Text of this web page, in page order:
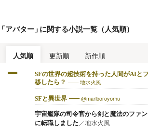
アバター 」に関する小説一覧（人気順）
人気順 更新順 新作順
SFの世界の超技術を持った人間がAIと
移したら？
地水火風
SFと異世界 @marlboroyomu
宇宙艦隊の司令官から剣と魔法のファ
に転職しました／地水火風